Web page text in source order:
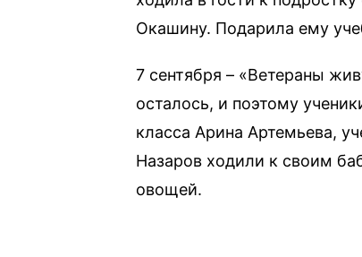
Окашину. Подарила ему
7 сентября – «Ветераны
осталось, и поэтому
класса Арина Артемьева,
Назаров ходили к своим
овощей.